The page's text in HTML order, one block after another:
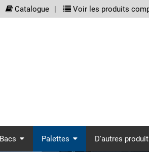
Catalogue Voir les produits
Bacs Palettes D'autres